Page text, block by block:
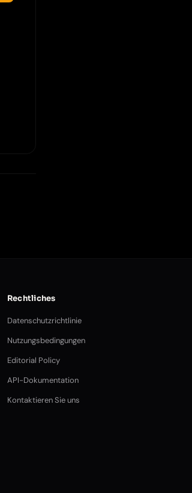
Rechtliches
Datenschutzrichtlinie
Nutzungsbedingungen
Editorial Policy
API-Dokumentation
Kontaktieren Sie uns